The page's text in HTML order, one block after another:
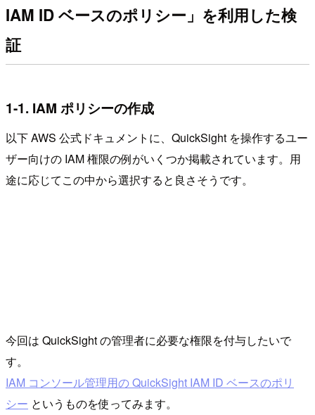
IAM ID ベースのポリシー」を利用した検
証
1-1. IAM ポリシーの作成
以下 AWS 公式ドキュメントに、QuickSight を操作するユー
ザー向けの IAM 権限の例がいくつか掲載されています。用
途に応じてこの中から選択すると良さそうです。
今回は QuickSight の管理者に必要な権限を付与したいで
す。
IAM コンソール管理用の QuickSight IAM ID ベースのポリ
シー というものを使ってみます。